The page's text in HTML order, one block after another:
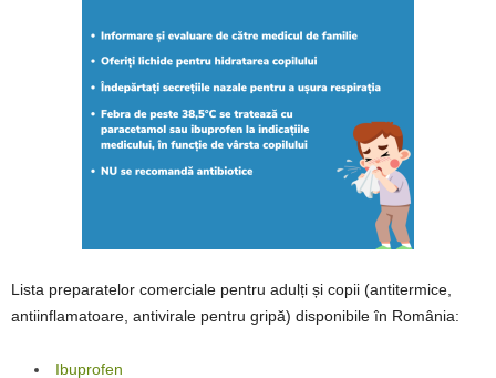
Lista preparatelor comerciale pentru adulți și copii (antitermice,
antiinflamatoare, antivirale pentru gripă) disponibile în România:
Ibuprofen